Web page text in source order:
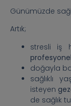
Günümüzde
Artık;
stresli iş
doğayla
sağlıklı
isteyen
de sağlık